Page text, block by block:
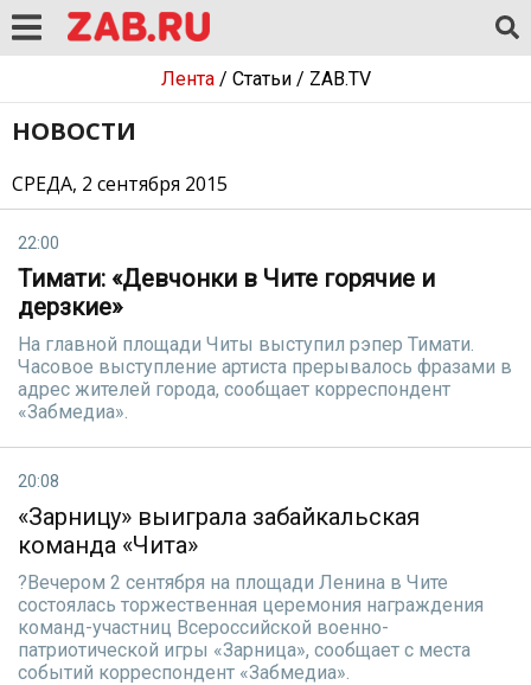
Лента/ Статьи/ ZAB.TV
НОВОСТИ
СРЕДА, 2 сентября 2015
22:00
Тимати: «Девчонки в Чите горячие и
дерзкие»
На главной площади Читы выступил рэпер Тимати.
Часовое выступление артиста прерывалось фразами в
адрес жителей города, сообщает корреспондент
«Забмедиа».
20:08
«Зарницу» выиграла забайкальская
команда «Чита»
?Вечером 2 сентября на площади Ленина в Чите
состоялась торжественная церемония награждения
команд-участниц Всероссийской военно-
патриотической игры «Зарница», сообщает с места
событий корреспондент «Забмедиа».